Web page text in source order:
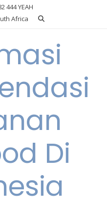
444 YEAH
Africa
Di